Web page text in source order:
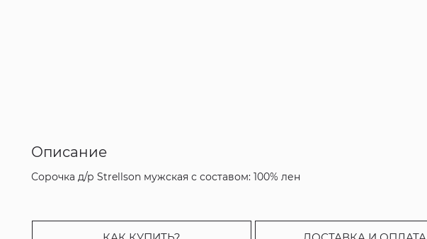
Описание
Сорочка д/р Strellson мужская с составом: 100% лен